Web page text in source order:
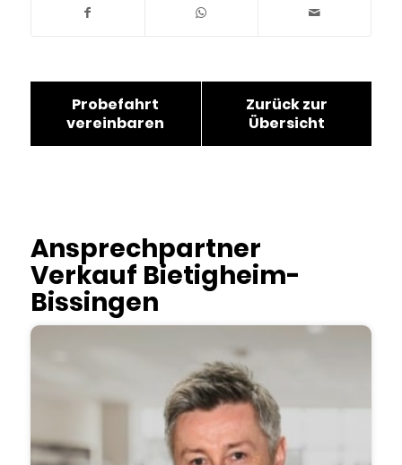
Probefahrt
vereinbaren
Zurück zur
Übersicht
Ansprechpartner
Verkauf Bietigheim-
Bissingen